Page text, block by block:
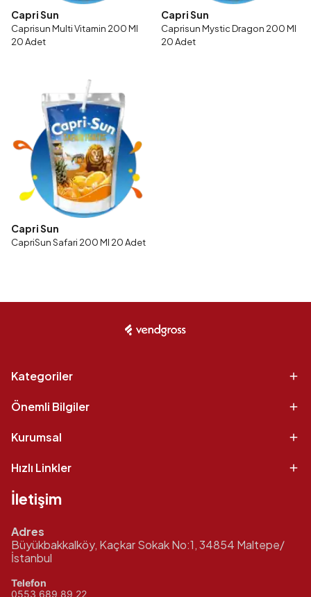
Capri Sun​
Caprisun Multi Vitamin 200 Ml
20 Adet
Capri Sun​
Caprisun Mystic Dragon 200 Ml
20 Adet
Capri Sun​
CapriSun Safari 200 Ml 20 Adet
Kategoriler
Önemli Bilgiler
Kurumsal
Hızlı Linkler
İletişim
Adres
Büyükbakkalköy, Kaçkar Sokak No:1, 34854 Maltepe/
İstanbul
Telefon
0553 689 89 22